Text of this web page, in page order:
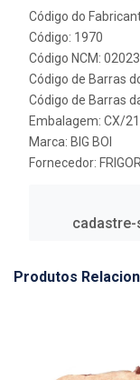
Código do
Código: 1970
Código NCM:
Código de Barras
Código de Barras
Embalagem: CX/
Marca: BIG BOI
Fornecedor:
Produtos